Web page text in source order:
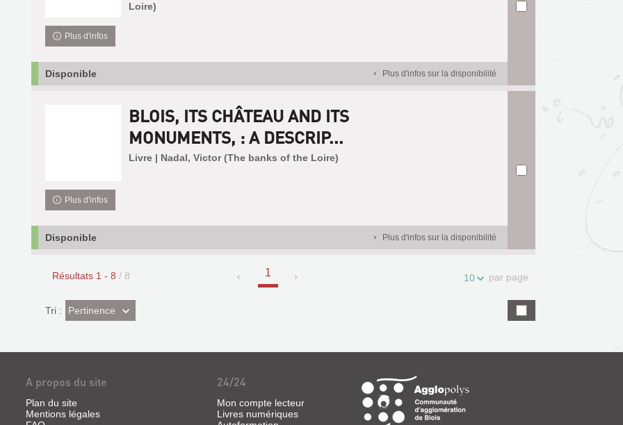
Loire)
Plus d'infos
Disponible Plus d'infos sur la disponibilité
BLOIS, ITS CHÂTEAU AND ITS
MONUMENTS, : A DESCRIP...
Livre | Nadal, Victor (The banks of the Loire)
Plus d'infos
Disponible Plus d'infos sur la disponibilité
Résultats 1 - 8 / 8 1 10 par page
Tri :(Effet
imédiat)
Pertinence
A propos du site
Plan du site
Mentions légales
24/24
Mon compte lecteur
Livres numériques